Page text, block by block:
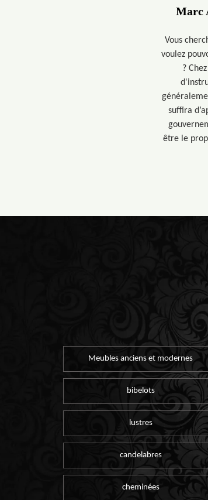
Marc
Vous
voulez
?
suffira
être le
Meubles anciens et modernes
bibelots
lustres
candelabres
cheminées